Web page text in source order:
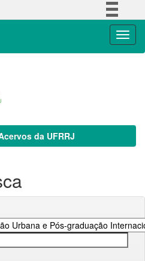
da UFRRJ